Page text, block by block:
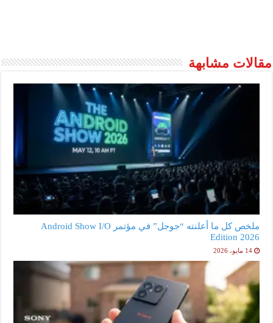
مقالات مشابهة
ملخص كل ما أعلنته “جوجل” في مؤتمر Android Show I/O
Edition 2026
14 مايو، 2026